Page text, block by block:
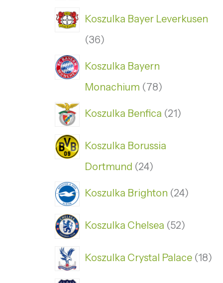
Koszulka Bayer Leverkusen
36
Koszulka Bayern
Monachium
78
Koszulka Benfica 21
Koszulka Borussia
Dortmund 24
Koszulka Brighton 24
Koszulka Chelsea 52
Koszulka Crystal Palace 18